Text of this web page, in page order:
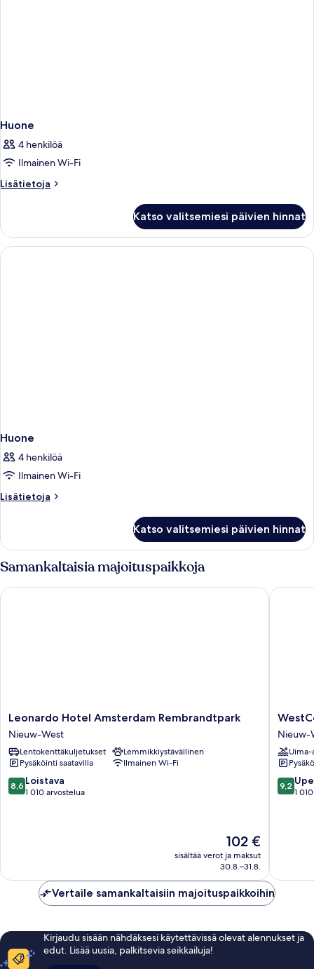
Huone
4 henkilöä
Ilmainen Wi-Fi
Lisätietoja
Lisätietoja
Katso valitsemiesi päivien hinnat
Huone
4 henkilöä
Ilmainen Wi-Fi
Lisätietoja
Lisätietoja
Katso valitsemiesi päivien hinnat
Samankaltaisia majoituspaikkoja
Leonardo
Hotel
Amsterdam
Rembrandtpark
Nieuw-
West
Leonardo Hotel Amsterdam Rembrandtpark
Nieuw-West
Lentokenttäkuljetukset
Lemmikkiystävällinen
Pysäköinti saatavilla
Ilmainen Wi-Fi
8.6
kautta
8,6 Loistava
1 010 arvostelua
Hinta
on
102 €
102 €
sisältää verot ja maksut
30.8.–31.8.
Leonardo Hotel Amsterdam Rembrandtpark
Fashion
Hotel
Nieuw-
West
Nieuw-
Uima-
9.2
kautta
9,2
1
Vertaile samankaltaisiin majoituspaikkoihin
Kirjaudu sisään nähdäksesi käytettävissä olevat alennukset ja
edut. Lisää uusia, palkitsevia seikkailuja!